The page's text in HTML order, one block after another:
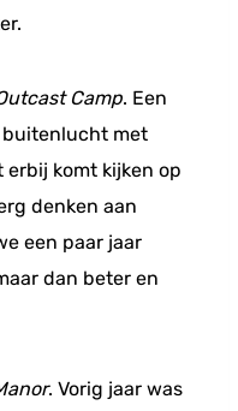
Camp. Een
buitenlucht met
erbij komt kijken op
denken aan
een paar jaar
dan beter en
. Vorig jaar was